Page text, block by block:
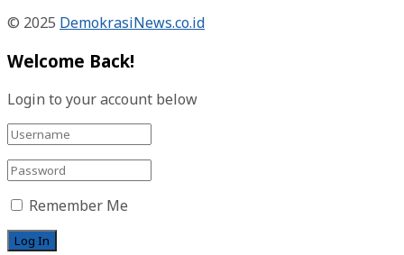
© 2025 DemokrasiNews.co.id
Welcome Back!
Login to your account below
Remember Me